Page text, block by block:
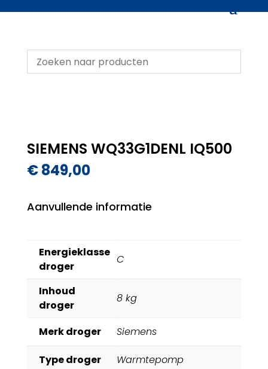
SIEMENS WQ33G1DENL IQ500
€849,00
Aanvullende informatie
Energieklasse
droger
C
Inhoud
droger
8 kg
Merk droger Siemens
Type droger Warmtepomp